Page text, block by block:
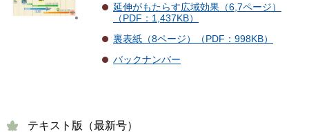
延伸がもたらす広域効果（6,7ページ）
（PDF：1,437KB）
裏表紙（8ページ）（PDF：998KB）
バックナンバー
テキスト版（最新号）